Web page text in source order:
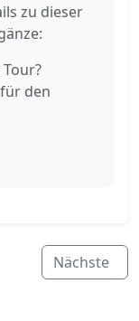
zu dieser
den
Nächste